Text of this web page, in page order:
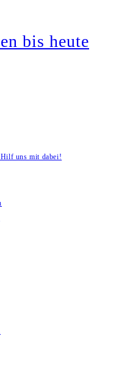
bis heute
uns mit dabei!